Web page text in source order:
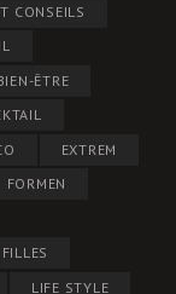
CONSEILS
ÊTRE
EXTREM
FORMEN
LIFE STYLE